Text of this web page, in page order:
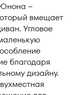
–
вмещает
Угловое
благодаря
дизайну.